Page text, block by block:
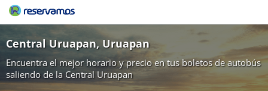
Central Uruapan, Uruapan
Encuentra el mejor horario y precio en tus boletos de autobús
saliendo de la Central Uruapan